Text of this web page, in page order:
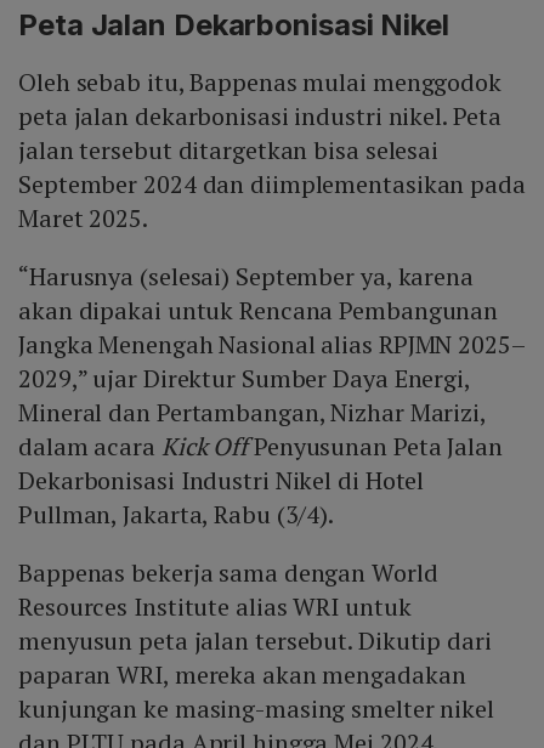
Peta Jalan Dekarbonisasi Nikel
Oleh sebab itu, Bappenas mulai menggodok
peta jalan dekarbonisasi industri nikel. Peta
jalan tersebut ditargetkan bisa selesai
September 2024 dan diimplementasikan pada
Maret 2025.
“Harusnya (selesai) September ya, karena
akan dipakai untuk Rencana Pembangunan
Jangka Menengah Nasional alias RPJMN 2025–
2029,” ujar Direktur Sumber Daya Energi,
Mineral dan Pertambangan, Nizhar Marizi,
dalam acara Kick OffPenyusunan Peta Jalan
Dekarbonisasi Industri Nikel di Hotel
Pullman, Jakarta, Rabu (3/4).
Bappenas bekerja sama dengan World
Resources Institute alias WRI untuk
menyusun peta jalan tersebut. Dikutip dari
paparan WRI, mereka akan mengadakan
kunjungan ke masing-masing smelter nikel